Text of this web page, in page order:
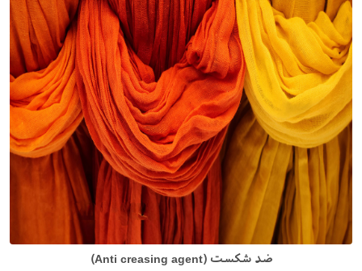
ضد شکست (Anti creasing agent)